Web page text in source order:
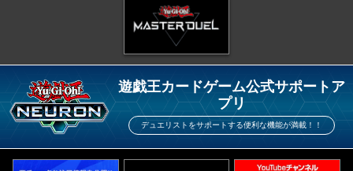
遊戯王カードゲーム公式サポートア
プリ
デュエリストをサポートする便利な機能が満載！！